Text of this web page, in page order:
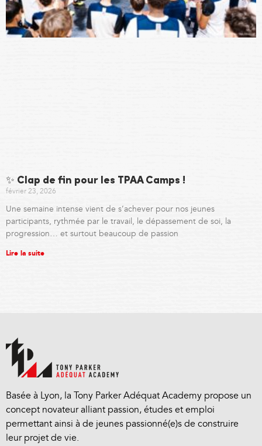
✨ Clap de fin pour les TPAA Camps !
février 23, 2026
Une semaine intense vient de s’achever pour nos jeunes
participants, rythmée par le travail, le dépassement de soi, la
progression… et surtout beaucoup de passion
Lire la suite
Basée à Lyon, la Tony Parker Adéquat Academy propose un
concept novateur alliant passion, études et emploi
permettant ainsi à de jeunes passionné(e)s de construire
leur projet de vie.